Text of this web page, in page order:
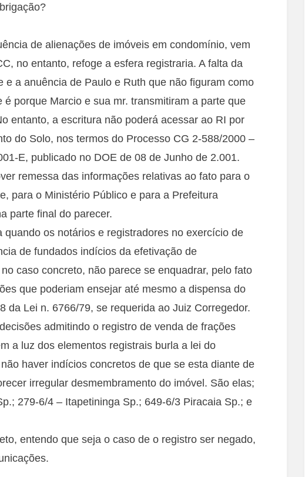
de alienações de imóveis em condomínio, vem
no entanto, refoge a esfera registraria. A falta da
e a anuência de Paulo e Ruth que não figuram como
é porque Marcio e sua mr. transmitiram a parte que
entanto, a escritura não poderá acessar ao RI por
do Solo, nos termos do Processo CG 2-588/2000 –
E, publicado no DOE de 08 de Junho de 2.001.
remessa das informações relativas ao fato para o
para o Ministério Público e para a Prefeitura
parte final do parecer.
quando os notários e registradores no exercício de
de fundados indícios da efetivação de
caso concreto, não parece se enquadrar, pelo fato
que poderiam ensejar até mesmo a dispensa do
da Lei n. 6766/79, se requerida ao Juiz Corregedor.
admitindo o registro de venda de frações
a luz dos elementos registrais burla a lei do
haver indícios concretos de que se esta diante de
irregular desmembramento do imóvel. São elas;
279-6/4 – Itapetininga Sp.; 649-6/3 Piracaia Sp.; e
entendo que seja o caso de o registro ser negado,